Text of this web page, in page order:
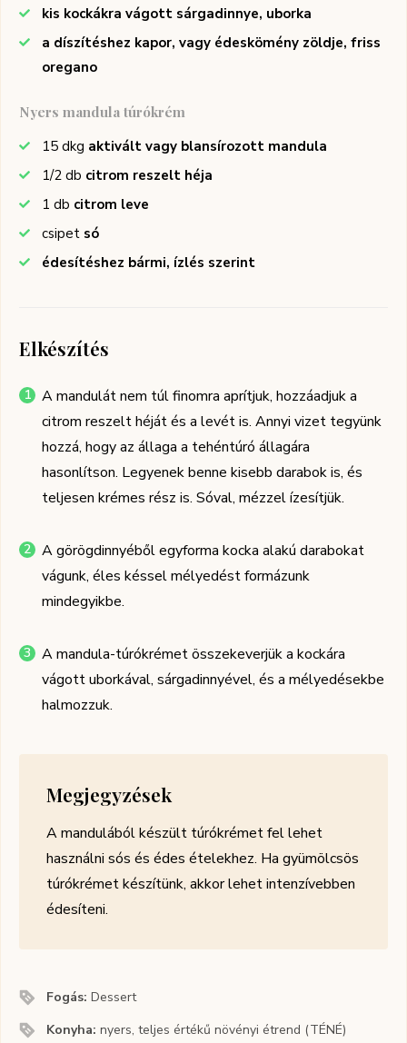
kis kockákra vágott sárgadinnye, uborka
a díszítéshez kapor, vagy édeskömény zöldje, friss
oregano
Nyers mandula túrókrém
15 dkg aktivált vagy blansírozott mandula
1/2 db citrom reszelt héja
1 db citrom leve
csipet só
édesítéshez bármi, ízlés szerint
Elkészítés
A mandulát nem túl finomra aprítjuk, hozzáadjuk a
citrom reszelt héját és a levét is. Annyi vizet tegyünk
hozzá, hogy az állaga a tehéntúró állagára
hasonlítson. Legyenek benne kisebb darabok is, és
teljesen krémes rész is. Sóval, mézzel ízesítjük.
A görögdinnyéből egyforma kocka alakú darabokat
vágunk, éles késsel mélyedést formázunk
mindegyikbe.
A mandula-túrókrémet összekeverjük a kockára
vágott uborkával, sárgadinnyével, és a mélyedésekbe
halmozzuk.
Megjegyzések
A mandulából készült túrókrémet fel lehet
használni sós és édes ételekhez. Ha gyümölcsös
túrókrémet készítünk, akkor lehet intenzívebben
édesíteni.
Fogás:Dessert
Konyha:nyers, teljes értékű növényi étrend (TÉNÉ)